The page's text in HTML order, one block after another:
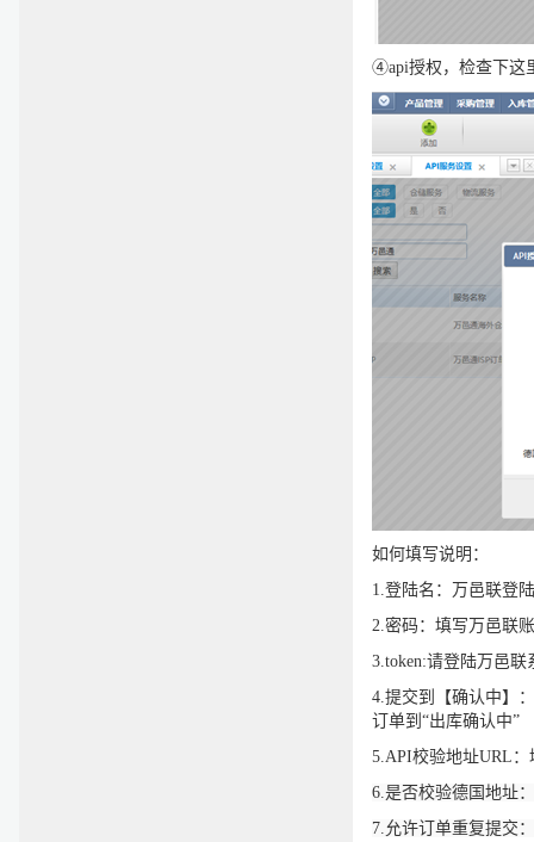
④api授权，检查下这
如何填写说明：
1.登陆名：万邑联登
2.密码：填写万邑联
3.token:请登陆万邑
4.提交到【确认中】
订单到“出库确认中”
5.API校验地址URL：
6.是否校验德国地址
7.允许订单重复提交